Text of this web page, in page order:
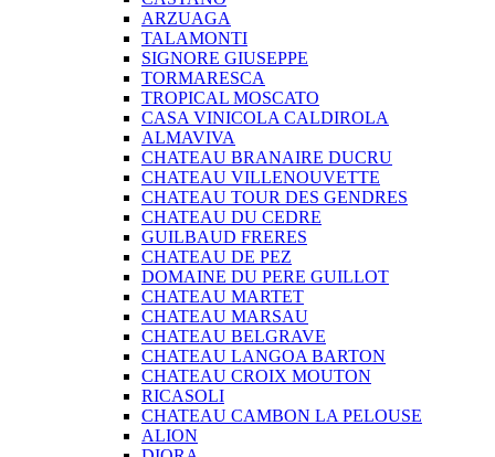
ARZUAGA
TALAMONTI
SIGNORE GIUSEPPE
TORMARESCA
TROPICAL MOSCATO
CASA VINICOLA CALDIROLA
ALMAVIVA
CHATEAU BRANAIRE DUCRU
CHATEAU VILLENOUVETTE
CHATEAU TOUR DES GENDRES
CHATEAU DU CEDRE
GUILBAUD FRERES
CHATEAU DE PEZ
DOMAINE DU PERE GUILLOT
CHATEAU MARTET
CHATEAU MARSAU
CHATEAU BELGRAVE
CHATEAU LANGOA BARTON
CHATEAU CROIX MOUTON
RICASOLI
CHATEAU CAMBON LA PELOUSE
ALION